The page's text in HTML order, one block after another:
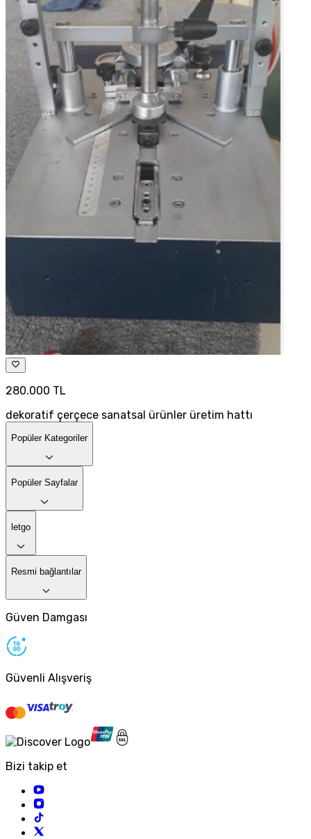
280.000 TL
dekoratif çerçece sanatsal ürünler üretim hattı
Popüler Kategoriler
Popüler Sayfalar
letgo
Resmi bağlantılar
Güven Damgası
Güvenli Alışveriş
Bizi takip et